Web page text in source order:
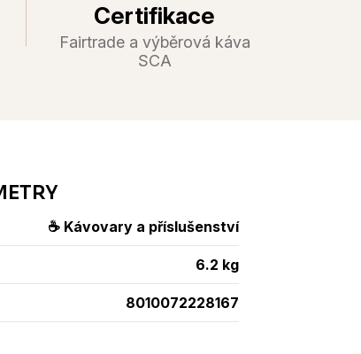
Certifikace
Fairtrade a výběrová káva
SCA
☕ Kávovary a příslušenství
6.2 kg
8010072228167